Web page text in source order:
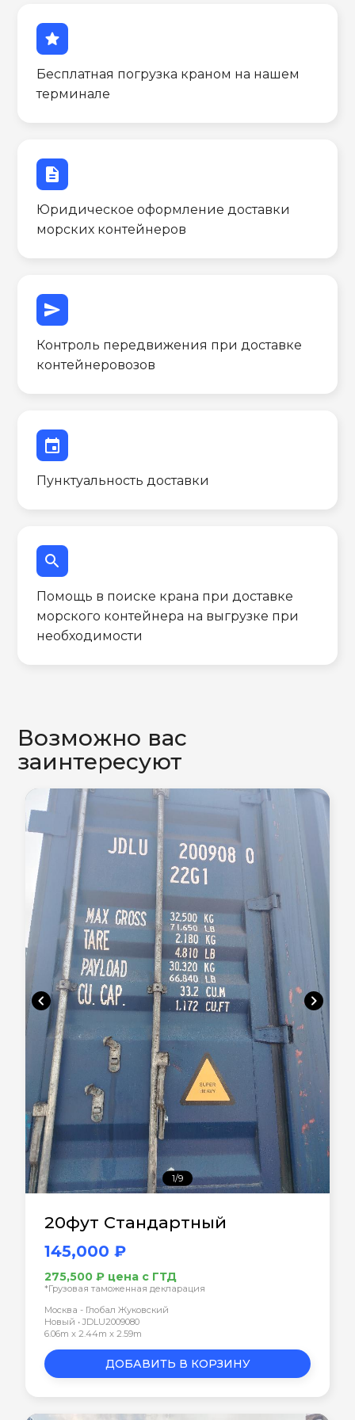
star
Бесплатная погрузка краном на нашем
терминале
description
Юридическое оформление доставки
морских контейнеров
send
Контроль передвижения при доставке
контейнеровозов
event
Пунктуальность доставки
search
Помощь в поиске крана при доставке
морского контейнера на выгрузке при
необходимости
Возможно вас
заинтересуют
chevron_left chevron_right
1/9
20фут Стандартный
145,000 ₽
275,500 ₽ цена с ГТД
*Грузовая таможенная декларация
Москва - Глобал Жуковский
Новый • JDLU2009080
6.06m x 2.44m x 2.59m
ДОБАВИТЬ В КОРЗИНУ